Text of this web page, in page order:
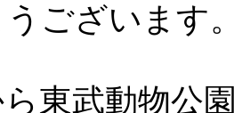
ございます
東武動物公